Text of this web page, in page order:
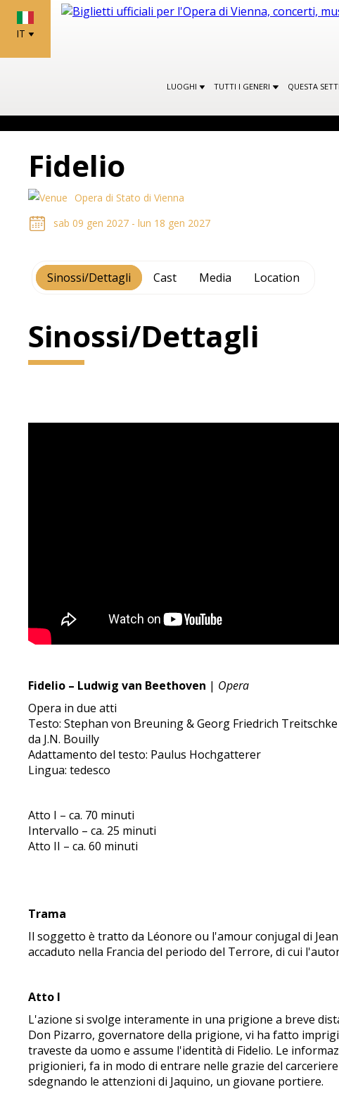
IT
LUOGHI TUTTI I GENERI QUESTA
Fidelio
Opera di Stato di Vienna
sab 09 gen 2027 - lun 18 gen 2027
Sinossi/Dettagli Cast Media Location
Sinossi/Dettagli
Fidelio – Ludwig van Beethoven | Opera
Opera in due atti
Testo: Stephan von Breuning & Georg Friedrich
da J.N. Bouilly
Adattamento del testo: Paulus Hochgatterer
Lingua: tedesco
Atto I – ca. 70 minuti
Intervallo – ca. 25 minuti
Atto II – ca. 60 minuti
Trama
Il soggetto è tratto da Léonore ou l'amour conjugal di
accaduto nella Francia del periodo del Terrore, di cui
Atto I
L'azione si svolge interamente in una prigione a breve
Don Pizarro, governatore della prigione, vi ha fatto
traveste da uomo e assume l'identità di Fidelio. Le
prigionieri, fa in modo di entrare nelle grazie del
sdegnando le attenzioni di Jaquino, un giovane portiere.